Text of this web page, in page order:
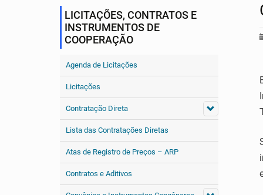
LICITAÇÕES, CONTRATOS E
INSTRUMENTOS DE
COOPERAÇÃO
Agenda de Licitações
Licitações
Contratação Direta
Lista das Contratações Diretas
Atas de Registro de Preços – ARP
Contratos e Aditivos